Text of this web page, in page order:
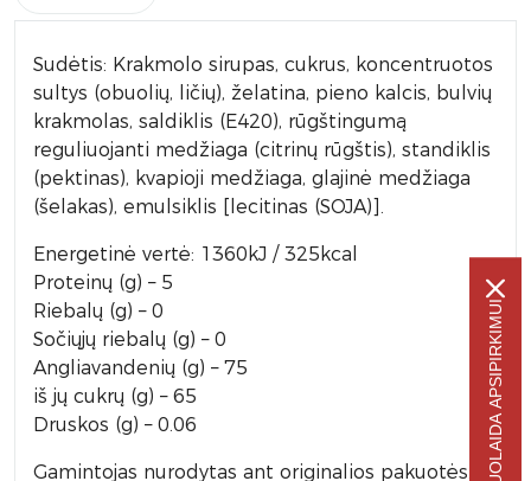
Sudėtis: Krakmolo sirupas, cukrus, koncentruotos
sultys (obuolių, ličių), želatina, pieno kalcis, bulvių
krakmolas, saldiklis (E420), rūgštingumą
reguliuojanti medžiaga (citrinų rūgštis), standiklis
(pektinas), kvapioji medžiaga, glajinė medžiaga
(šelakas), emulsiklis [lecitinas (SOJA)].
Energetinė vertė: 1360kJ / 325kcal
Proteinų (g) – 5
Riebalų (g) – 0
Sočiųjų riebalų (g) – 0
Angliavandenių (g) – 75
iš jų cukrų (g) – 65
Druskos (g) – 0.06
Gamintojas nurodytas ant originalios pakuotės. -5% NUOLAIDA APSIPIRKIMUI